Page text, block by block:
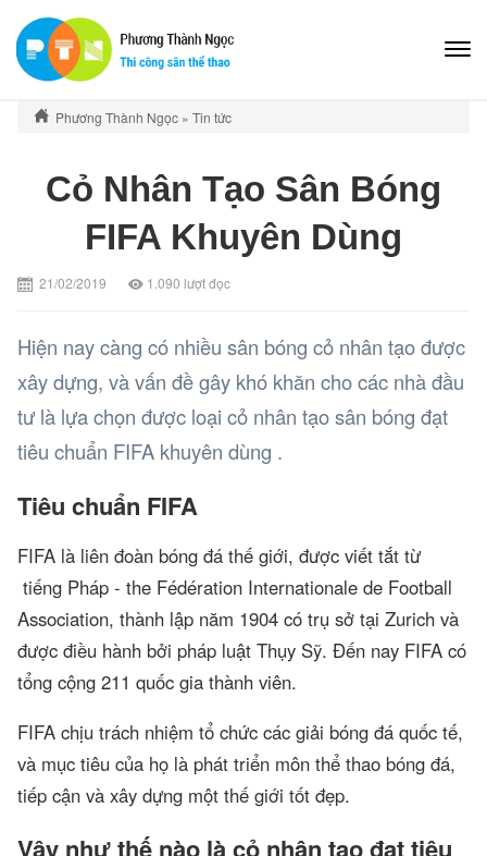
Phương Thành Ngọc » Tin tức
Cỏ Nhân Tạo Sân Bóng
FIFA Khuyên Dùng
21/02/2019 1.090 lượt đọc
Hiện nay càng có nhiều sân bóng cỏ nhân tạo được
xây dựng, và vấn đề gây khó khăn cho các nhà đầu
tư là lựa chọn được loại cỏ nhân tạo sân bóng đạt
tiêu chuẩn FIFA khuyên dùng .
Tiêu chuẩn FIFA
FIFA là liên đoàn bóng đá thế giới, được viết tắt từ
tiếng Pháp - the Fédération Internationale de Football
Association, thành lập năm 1904 có trụ sở tại Zurich và
được điều hành bởi pháp luật Thụy Sỹ. Đến nay FIFA có
tổng cộng 211 quốc gia thành viên.
FIFA chịu trách nhiệm tổ chức các giải bóng đá quốc tế,
và mục tiêu của họ là phát triển môn thể thao bóng đá,
tiếp cận và xây dựng một thế giới tốt đẹp.
Vậy như thế nào là cỏ nhân tạo đạt tiêu